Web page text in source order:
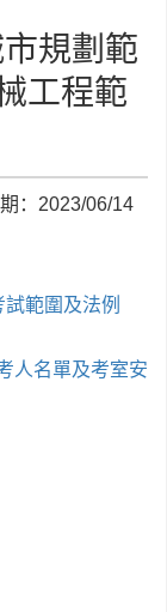
規劃範
工程範
：2023/06/14
範圍及法例
人名單及考室安